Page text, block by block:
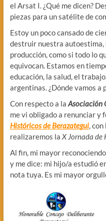
el Arsat I. ¿Qué me dicen?
piezas para un satélite de
Estoy un poco cansado de
destruir nuestra autoestima,
producción, como si todo lo
equivocan. Estamos en
educación, la salud, el
argentinas. ¿Dónde vamos a
Con respecto a la Asociación
me vi obligado a renunciar y
Históricos de Berazategui, con
realizaremos la X Jornada de
Al fin, mi mayor
y me dice: mi hijo/a estudió
nota tuya. Es mi mayor